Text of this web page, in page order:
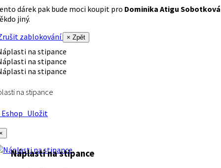
dárek pak bude moci koupit pro Dominika Atigu Sobotková
jiný.
zablokování
× Zpět
na stipance
Uložit
Náplasti na stipance